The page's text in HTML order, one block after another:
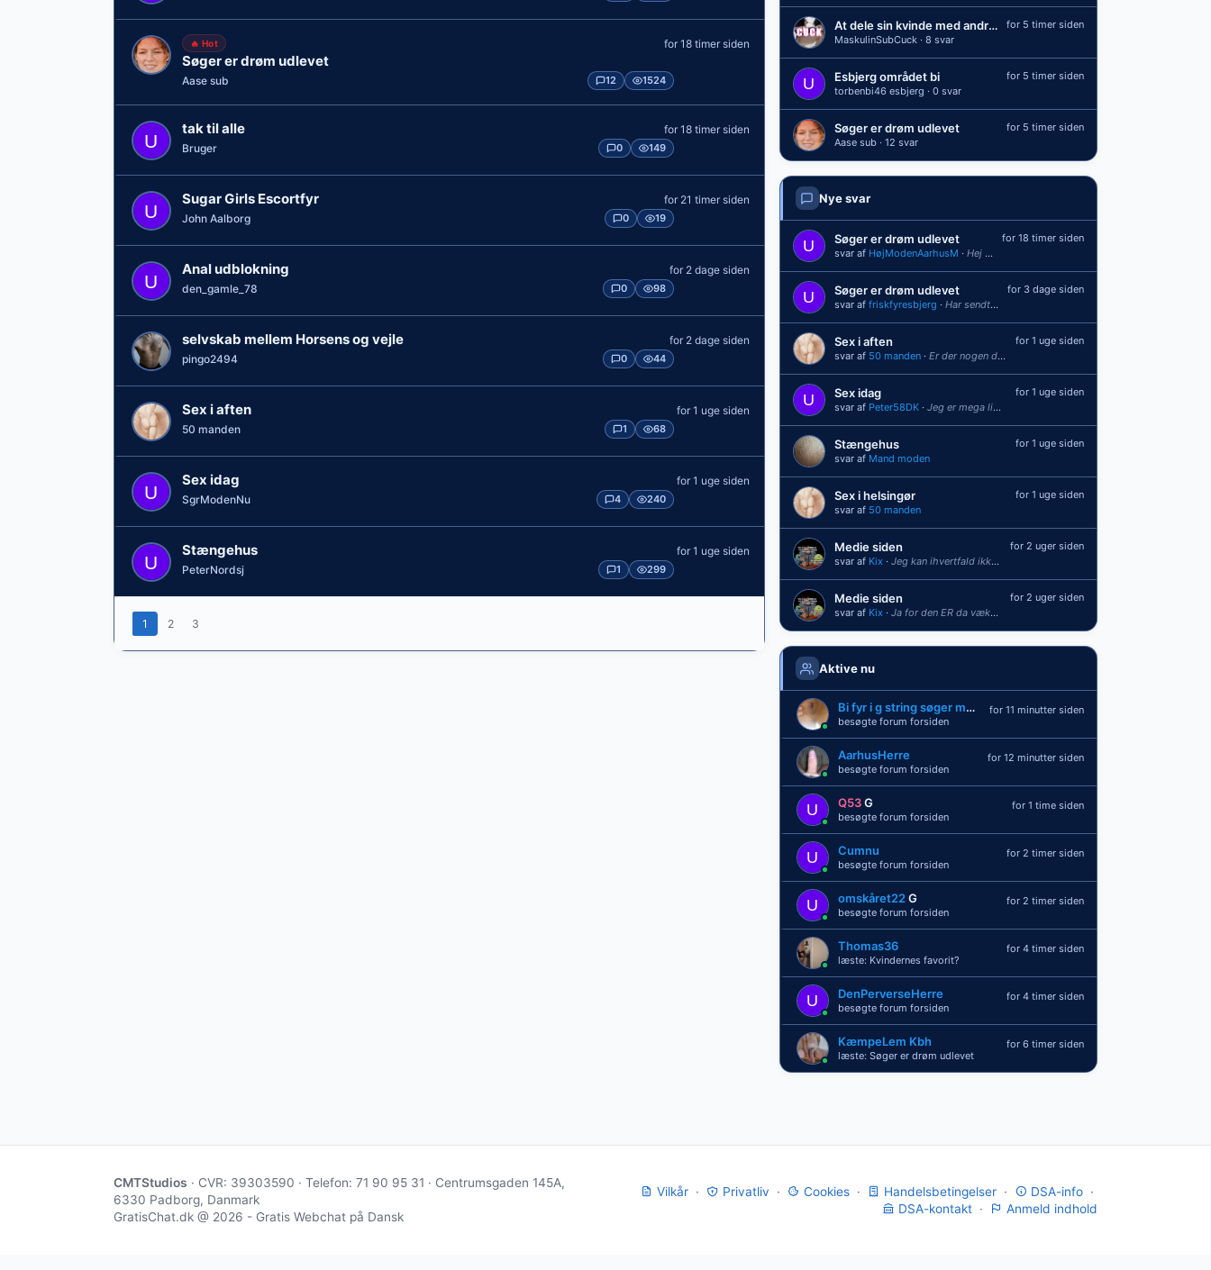
🔥 Hot
Søger er drøm udlevet
Aase sub 12 1524
for 18 timer siden
tak til alle
Bruger 0 149
for 18 timer siden
Sugar Girls Escortfyr
John Aalborg 0 19
for 21 timer siden
Anal udblokning
den_gamle_78 0 98
for 2 dage siden
selvskab mellem Horsens og vejle
pingo2494 0 44
for 2 dage siden
Sex i aften
50 manden 1 68
for 1 uge siden
Sex idag
SgrModenNu 4 240
for 1 uge siden
Stængehus
PeterNordsj 1 299
for 1 uge siden
1 2 3
At dele sin kvinde med andre mænd
MaskulinSubCuck · 8 svar
for 5 timer siden
Esbjerg området bi
torbenbi46 esbjerg · 0 svar
for 5 timer siden
Søger er drøm udlevet
Aase sub · 12 svar
for 5 timer siden
Nye svar
Søger er drøm udlevet
svar af HøjModenAarhusM · Hej Åse Ved ikke om du fik udlevet din fantasi, men jeg er ellers en meget erfar...
for 18 timer siden
Søger er drøm udlevet
svar af friskfyresbjerg · Har sendt personlig besked [/quote] Du skal leve, nyde, lære og opdrages
for 3 dage siden
Sex i aften
svar af 50 manden· Er der nogen der vil have sex i aften omkring Helsingør
for 1 uge siden
Sex idag
svar af Peter58DK· Jeg er mega liderlig og vil gerne sprøjte vildt
for 1 uge siden
Stængehus
svar af Mand moden
for 1 uge siden
Sex i helsingør
svar af 50 manden
for 1 uge siden
Medie siden
svar af Kix· Jeg kan ihvertfald ikke se den mer
for 2 uger siden
Medie siden
svar af Kix· Ja for den ER da væk???
for 2 uger siden
Aktive nu
Bi fyr i g string søger moden
besøgte forum forsiden
for 11 minutter siden
AarhusHerre
besøgte forum forsiden
for 12 minutter siden
Q53 G
besøgte forum forsiden
for 1 time siden
Cumnu
besøgte forum forsiden
for 2 timer siden
omskåret22 G
besøgte forum forsiden
for 2 timer siden
Thomas36
læste: Kvindernes favorit?
for 4 timer siden
DenPerverseHerre
besøgte forum forsiden
for 4 timer siden
KæmpeLem Kbh
læste: Søger er drøm udlevet
for 6 timer siden
CMTStudios · CVR: 39303590 · Telefon: 71 90 95 31 · Centrumsgaden 145A,
6330 Padborg, Danmark
GratisChat.dk @ 2026 - Gratis Webchat på Dansk
Vilkår · Privatliv · Cookies · Handelsbetingelser · DSA-info ·
DSA-kontakt · Anmeld indhold